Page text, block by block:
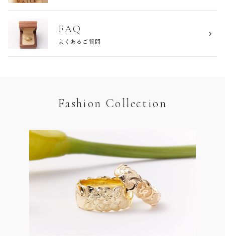
FAQ
よくあるご質問
Fashion Collection